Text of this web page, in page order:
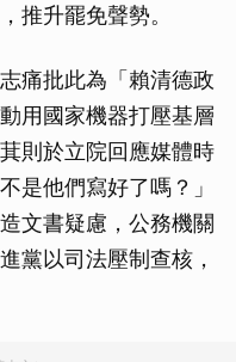
推升罷免聲勢。
痛批此為「賴清德政
用國家機器打壓基層
則於立院回應媒體時
是他們寫好了嗎？」
文書疑慮，公務機關
黨以司法壓制查核，